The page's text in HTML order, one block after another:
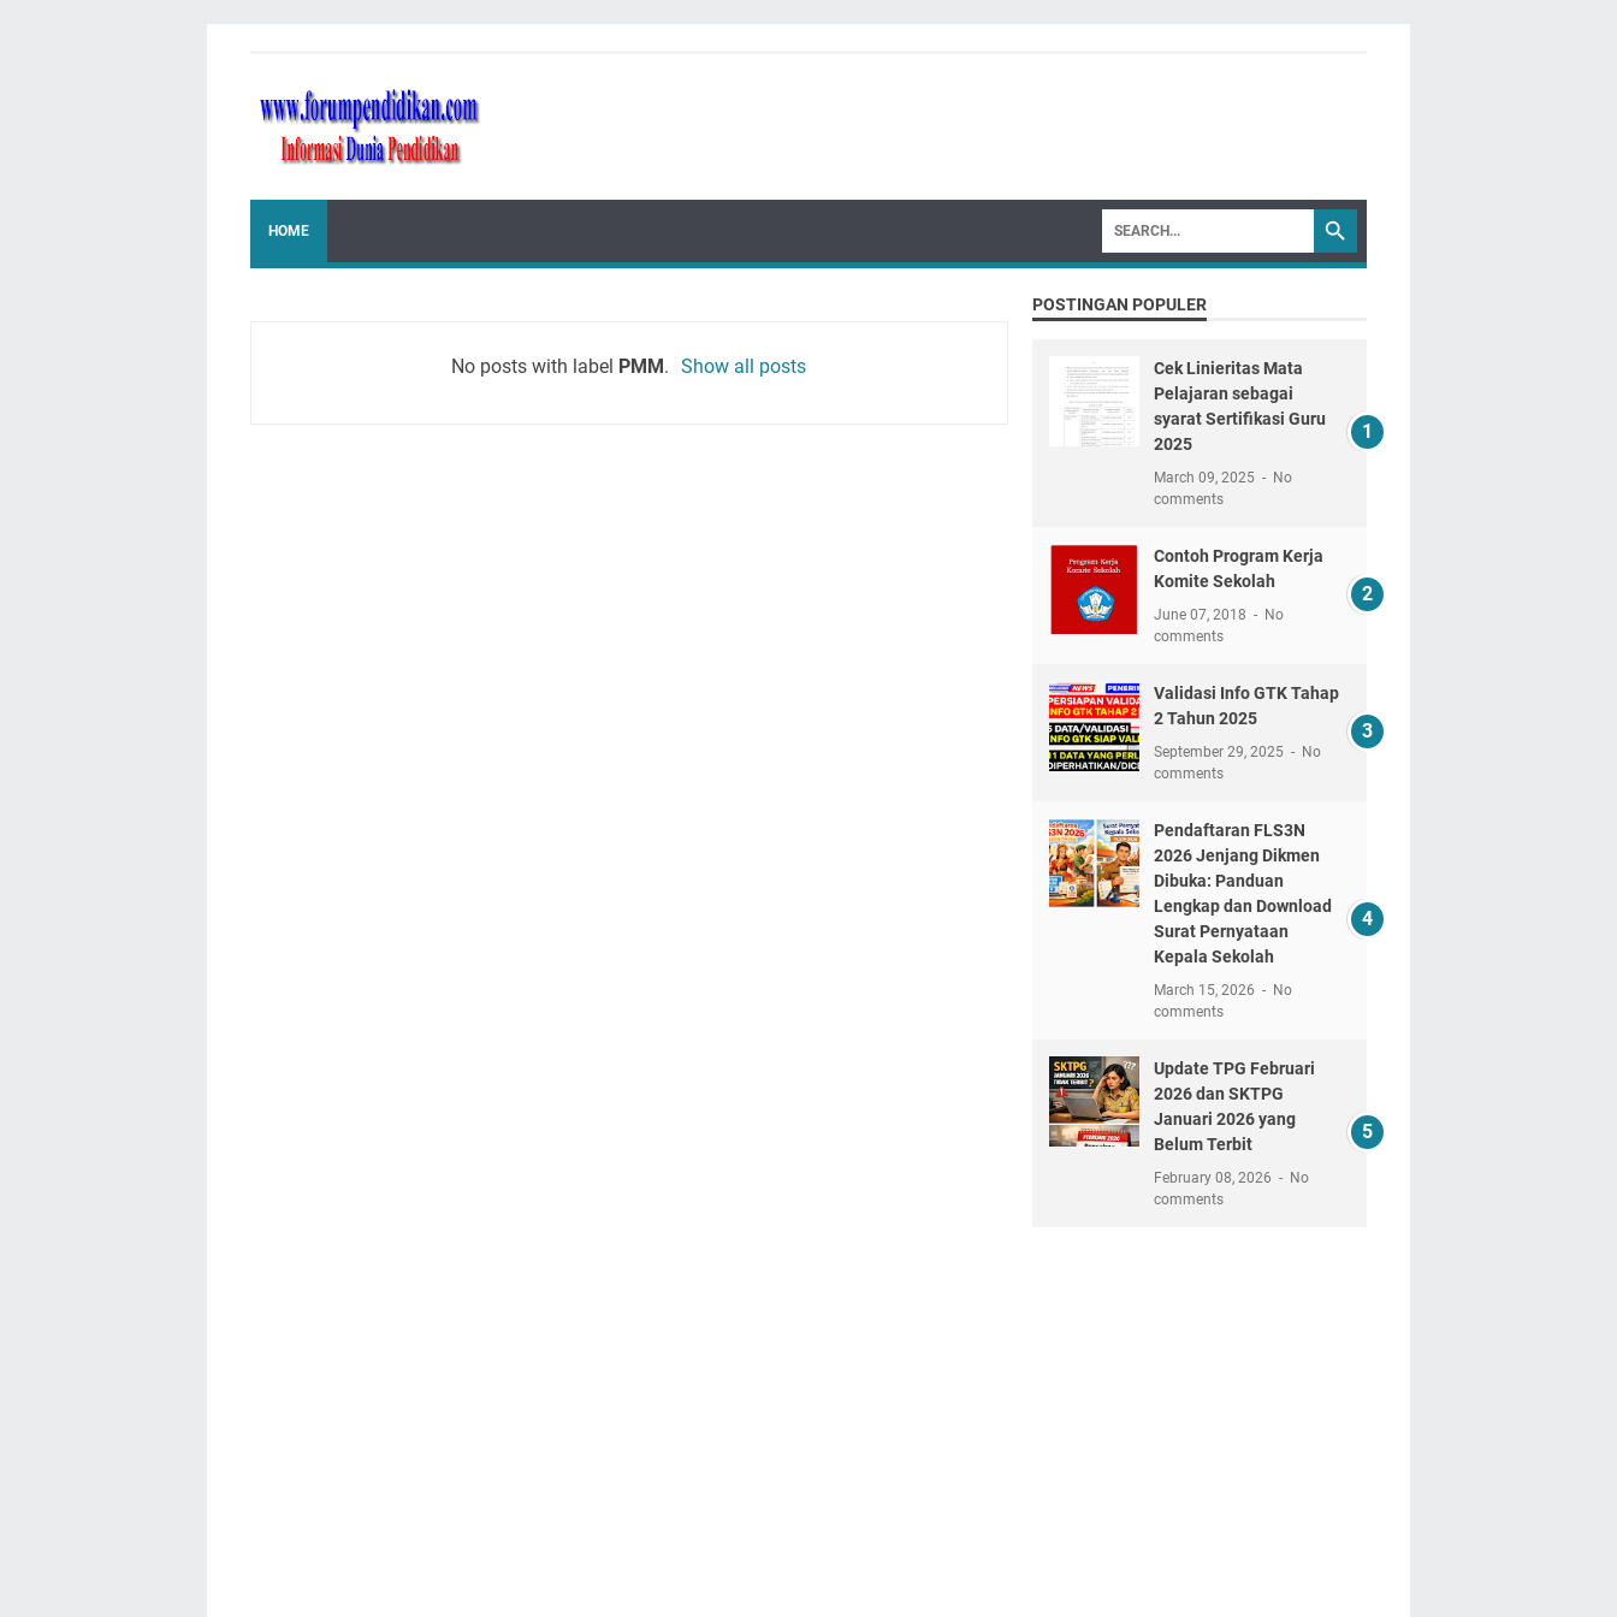
HOME
No posts with label PMM. Show all posts
POSTINGAN POPULER
Cek Linieritas Mata
Pelajaran sebagai
syarat Sertifikasi Guru
2025
March 09, 2025
No
comments
Contoh Program Kerja
Komite Sekolah
June 07, 2018
No
comments
Validasi Info GTK Tahap
2 Tahun 2025
September 29, 2025
No
comments
Pendaftaran FLS3N
2026 Jenjang Dikmen
Dibuka: Panduan
Lengkap dan Download
Surat Pernyataan
Kepala Sekolah
March 15, 2026
No
comments
Update TPG Februari
2026 dan SKTPG
Januari 2026 yang
Belum Terbit
February 08, 2026
No
comments